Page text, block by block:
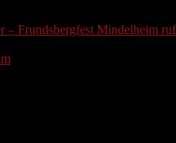
– Frundsbergfest Mindelheim